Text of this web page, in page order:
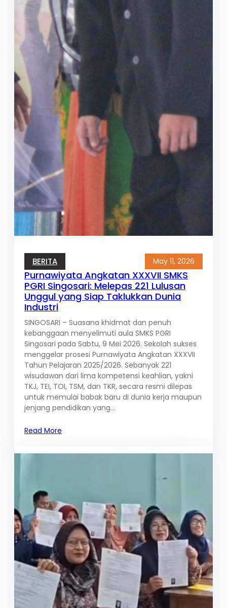
BERITA May 11, 2026
Purnawiyata Angkatan XXXVII SMKS
PGRI Singosari: Melepas 221 Lulusan
Unggul yang Siap Taklukkan Dunia
Industri
SINGOSARI – Suasana khidmat dan penuh
kebanggaan menyelimuti aula SMKS PGRI
Singosari pada Sabtu, 9 Mei 2026. Sekolah sukses
menggelar prosesi Purnawiyata Angkatan XXXVII
Tahun Pelajaran 2025/2026. Sebanyak 221
wisudawan dari lima kompetensi keahlian, yakni
TKJ, TEI, TOI, TSM, dan TKR, secara resmi dilepas
untuk memulai babak baru di dunia kerja maupun
jenjang pendidikan yang…
Read More